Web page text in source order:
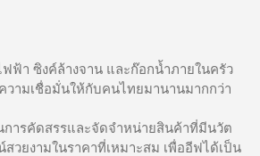
ฟฟ้า ซิงค์ล้างจาน และก๊อกน้ำภายในครัว
วามเชื่อมั่นให้กับคนไทยมานานมากกว่า
ารคัดสรรและจัดจำหน่ายสินค้าที่มีนวัต
วยงามในราคาที่เหมาะสม เพื่ออีฟได้เป็น